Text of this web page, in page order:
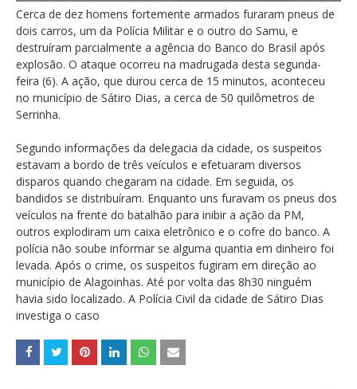
Cerca de dez homens fortemente armados furaram pneus de
dois carros, um da Polícia Militar e o outro do Samu, e
destruíram parcialmente a agência do Banco do Brasil após
explosão. O ataque ocorreu na madrugada desta segunda-
feira (6). A ação, que durou cerca de 15 minutos, aconteceu
no município de Sátiro Dias, a cerca de 50 quilômetros de
Serrinha.
Segundo informações da delegacia da cidade, os suspeitos
estavam a bordo de três veículos e efetuaram diversos
disparos quando chegaram na cidade. Em seguida, os
bandidos se distribuíram. Enquanto uns furavam os pneus dos
veículos na frente do batalhão para inibir a ação da PM,
outros explodiram um caixa eletrônico e o cofre do banco. A
polícia não soube informar se alguma quantia em dinheiro foi
levada. Após o crime, os suspeitos fugiram em direção ao
município de Alagoinhas. Até por volta das 8h30 ninguém
havia sido localizado. A Polícia Civil da cidade de Sátiro Dias
investiga o caso